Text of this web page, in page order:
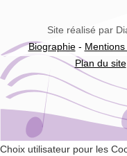
Site réalisé par
Biographie-
Plan du site
Choix utilisateur pour les